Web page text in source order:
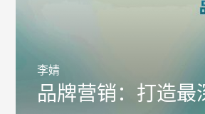
李婧
品牌营销：打造最